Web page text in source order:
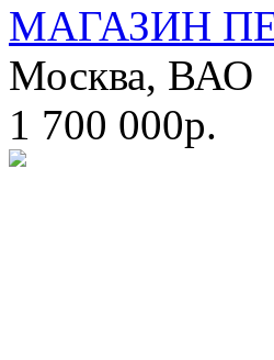
МАГАЗИН
Москва, ВАО
1 700 000р.